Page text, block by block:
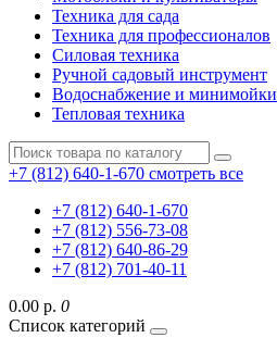
Техника для сада
Техника для профессионалов
Силовая техника
Ручной садовый инструмент
Водоснабжение и минимойки
Тепловая техника
+7 (812) 640-1-670 смотреть все
+7 (812) 640-1-670
+7 (812) 556-73-08
+7 (812) 640-86-29
+7 (812) 701-40-11
0.00 р. 0
Список категорий